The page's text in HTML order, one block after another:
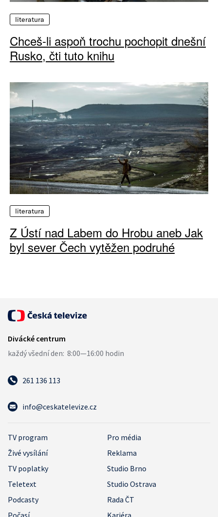
literatura
Chceš-li aspoň trochu pochopit dnešní
Rusko, čti tuto knihu
literatura
Z Ústí nad Labem do Hrobu aneb Jak
byl sever Čech vytěžen podruhé
261 136 113
info@ceskatelevize.cz
TV program
Pro média
Živé vysílání
Reklama
TV poplatky
Studio Brno
Teletext
Studio Ostrava
Podcasty
Rada ČT